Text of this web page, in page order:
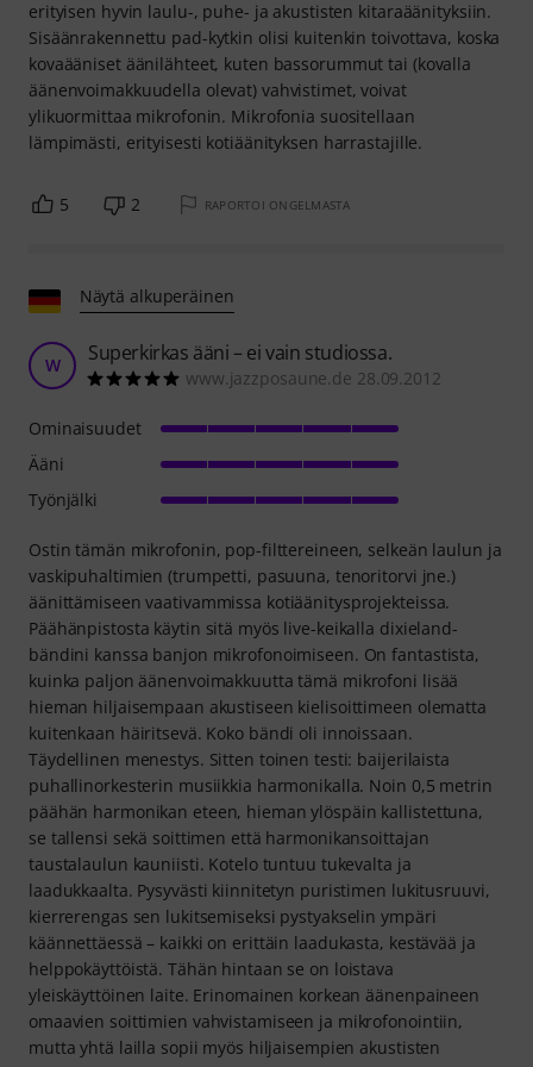
erityisen hyvin laulu-, puhe- ja akustisten kitaraäänityksiin.
Sisäänrakennettu pad-kytkin olisi kuitenkin toivottava, koska
kovaääniset äänilähteet, kuten bassorummut tai (kovalla
äänenvoimakkuudella olevat) vahvistimet, voivat
ylikuormittaa mikrofonin. Mikrofonia suositellaan
lämpimästi, erityisesti kotiäänityksen harrastajille.
5 2 RAPORTOI ONGELMASTA
Näytä alkuperäinen
W Superkirkas ääni – ei vain studiossa.
www.jazzposaune.de 28.09.2012
Ostin tämän mikrofonin, pop-filttereineen, selkeän laulun ja
vaskipuhaltimien (trumpetti, pasuuna, tenoritorvi jne.)
äänittämiseen vaativammissa kotiäänitysprojekteissa.
Päähänpistosta käytin sitä myös live-keikalla dixieland-
bändini kanssa banjon mikrofonoimiseen. On fantastista,
kuinka paljon äänenvoimakkuutta tämä mikrofoni lisää
hieman hiljaisempaan akustiseen kielisoittimeen olematta
kuitenkaan häiritsevä. Koko bändi oli innoissaan.
Täydellinen menestys. Sitten toinen testi: baijerilaista
puhallinorkesterin musiikkia harmonikalla. Noin 0,5 metrin
päähän harmonikan eteen, hieman ylöspäin kallistettuna,
se tallensi sekä soittimen että harmonikansoittajan
taustalaulun kauniisti. Kotelo tuntuu tukevalta ja
laadukkaalta. Pysyvästi kiinnitetyn puristimen lukitusruuvi,
kierrerengas sen lukitsemiseksi pystyakselin ympäri
käännettäessä – kaikki on erittäin laadukasta, kestävää ja
helppokäyttöistä. Tähän hintaan se on loistava
yleiskäyttöinen laite. Erinomainen korkean äänenpaineen
omaavien soittimien vahvistamiseen ja mikrofonointiin,
mutta yhtä lailla sopii myös hiljaisempien akustisten
Ominaisuudet
Ääni
Työnjälki